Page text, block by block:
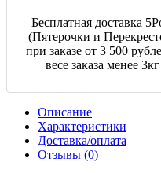
Бесплатная доставка
(Пятерочки и
при заказе от 3 500
весе заказа менее 3кг
Описание
Характеристики
Доставка/оплата
Отзывы (0)